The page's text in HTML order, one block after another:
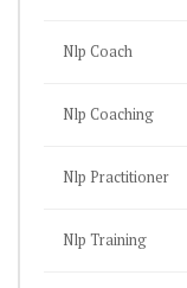
Nlp Coach
Nlp Coaching
Nlp Practitioner
Nlp Training